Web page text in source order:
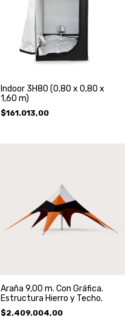
Indoor 3H80 (0,80 x 0,80 x
1,60 m)
$161.013,00
Araña 9,00 m. Con Gráfica.
Estructura Hierro y Techo.
$2.409.004,00